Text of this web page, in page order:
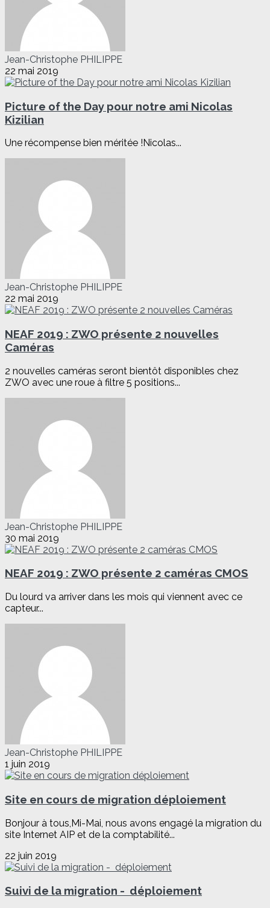
Jean-Christophe PHILIPPE
22 mai 2019
Picture of the Day pour notre ami Nicolas
Kizilian
Une récompense bien méritée !Nicolas...
Jean-Christophe PHILIPPE
22 mai 2019
NEAF 2019 : ZWO présente 2 nouvelles
Caméras
2 nouvelles caméras seront bientôt disponibles chez
ZWO avec une roue à filtre 5 positions...
Jean-Christophe PHILIPPE
30 mai 2019
NEAF 2019 : ZWO présente 2 caméras CMOS
Du lourd va arriver dans les mois qui viennent avec ce
capteur...
Jean-Christophe PHILIPPE
1 juin 2019
Site en cours de migration déploiement
Bonjour à tous,Mi-Mai, nous avons engagé la migration du
site Internet AIP et de la comptabilité...
22 juin 2019
Suivi de la migration - déploiement